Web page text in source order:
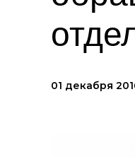
01 декабря